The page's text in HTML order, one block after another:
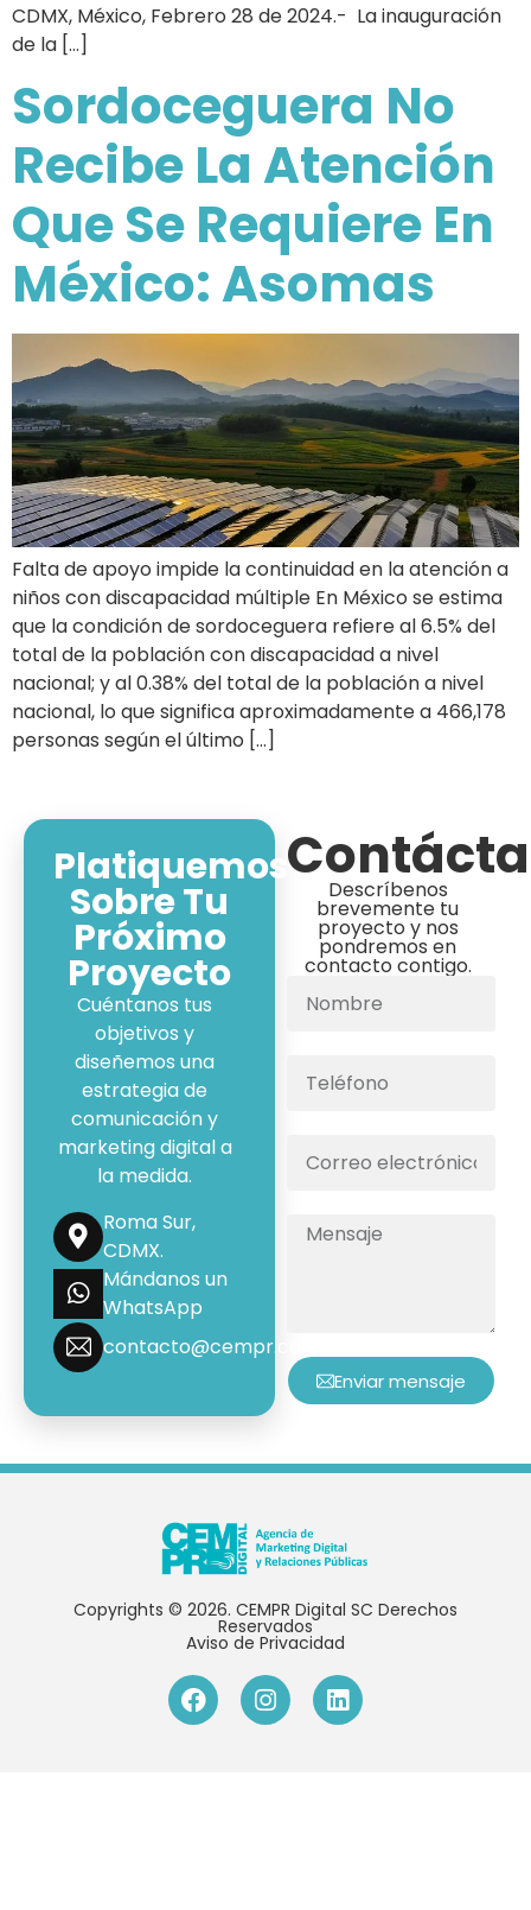
CDMX, México, Febrero 28 de 2024.- La inauguración
de la […]
Sordoceguera No
Recibe La Atención
Que Se Requiere En
México: Asomas
Falta de apoyo impide la continuidad en la atención a
niños con discapacidad múltiple En México se estima
que la condición de sordoceguera refiere al 6.5% del
total de la población con discapacidad a nivel
nacional; y al 0.38% del total de la población a nivel
nacional, lo que significa aproximadamente a 466,178
personas según el último […]
Platiquemos
Sobre Tu
Próximo
Proyecto
Cuéntanos tus
objetivos y
diseñemos una
estrategia de
comunicación y
marketing digital a
la medida.
Roma Sur,
CDMX.
Mándanos un
WhatsApp
contacto@cempr.com.mx
Descríbenos
brevemente tu
proyecto y nos
pondremos en
contacto contigo.
Enviar mensaje
Copyrights © 2026. CEMPR Digital SC Derechos
Reservados
Aviso de Privacidad